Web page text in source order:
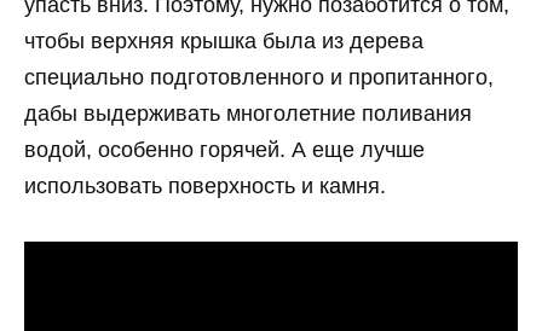
чтобы верхняя крышка была из дерева
специально подготовленного и пропитанного,
дабы выдерживать многолетние поливания
водой, особенно горячей. А еще лучше
использовать поверхность и камня.